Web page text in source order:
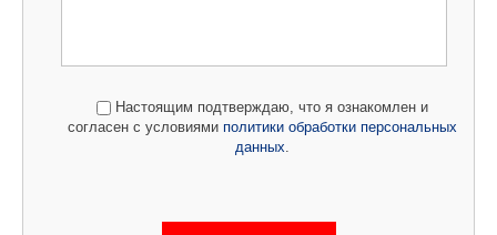
Настоящим подтверждаю, что я ознакомлен и
согласен с условиями политики обработки персональных
данных.